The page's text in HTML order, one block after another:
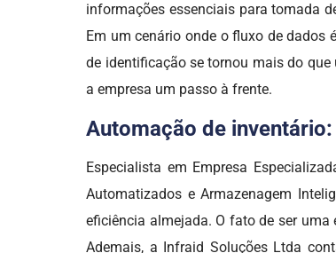
informações essenciais para tomada
Em um cenário onde o fluxo de dados
de identificação se tornou mais do
a empresa um passo à frente.
Automação de
Especialista em Empresa
Automatizados e Armazenagem
eficiência almejada. O fato de ser uma
Ademais, a Infraid Soluções Ltda